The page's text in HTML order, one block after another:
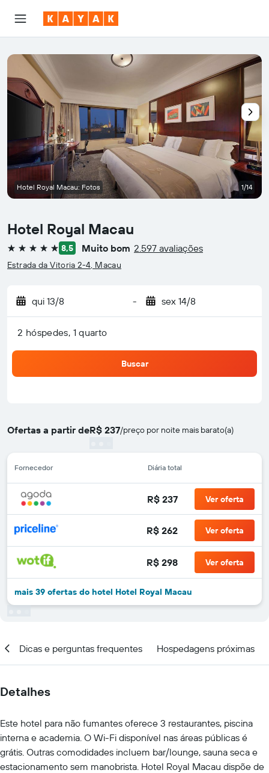
Hotel Royal Macau
5 estrelas 8,5 Muito bom 2.597 avaliações
Estrada da Vitoria 2-4, Macau
qui 13/8 - sex 14/8
2 hóspedes, 1 quarto
Buscar
Ofertas a partir deR$ 237/preço por noite mais barato(a)
Fornecedor Diária total
R$ 237 Ver oferta
R$ 262 Ver oferta
R$ 298 Ver oferta
mais 39 ofertas do hotel Hotel Royal Macau
Hotel Royal Macau: Fotos 1/14
Dicas e perguntas frequentes Hospedagens próximas
Detalhes
Este hotel para não fumantes oferece 3 restaurantes, piscina
interna e academia. O Wi-Fi disponível nas áreas públicas é
grátis. Outras comodidades incluem bar/lounge, sauna seca e
estacionamento sem manobrista. Hotel Royal Macau dispõe de